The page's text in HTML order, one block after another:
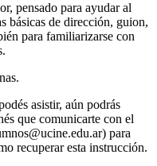
pensado para ayudar al
básicas de dirección, guion,
para familiarizarse con
asistir, aún podrás
que comunicarte con el
para
recuperar esta instrucción.